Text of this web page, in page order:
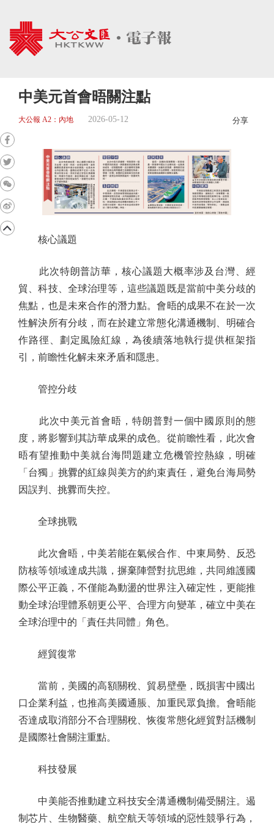
中美元首會晤關注點
大公報 A2：內地 2026-05-12 分享
核心議題
此次特朗普訪華，核心議題大概率涉及台灣、經
貿、科技、全球治理等，這些議題既是當前中美分歧的
焦點，也是未來合作的潛力點。會晤的成果不在於一次
性解決所有分歧，而在於建立常態化溝通機制、明確合
作路徑、劃定風險紅線，為後續落地執行提供框架指
引，前瞻性化解未來矛盾和隱患。
管控分歧
此次中美元首會晤，特朗普對一個中國原則的態
度，將影響到其訪華成果的成色。從前瞻性看，此次會
晤有望推動中美就台海問題建立危機管控熱線，明確
「台獨」挑釁的紅線與美方的約束責任，避免台海局勢
因誤判、挑釁而失控。
全球挑戰
此次會晤，中美若能在氣候合作、中東局勢、反恐
防核等領域達成共識，摒棄陣營對抗思維，共同維護國
際公平正義，不僅能為動盪的世界注入確定性，更能推
動全球治理體系朝更公平、合理方向變革，確立中美在
全球治理中的「責任共同體」角色。
經貿復常
當前，美國的高額關稅、貿易壁壘，既損害中國出
口企業利益，也推高美國通脹、加重民眾負擔。會晤能
否達成取消部分不合理關稅、恢復常態化經貿對話機制
是國際社會關注重點。
科技發展
中美能否推動建立科技安全溝通機制備受關注。遏
制芯片、生物醫藥、航空航天等領域的惡性競爭行為，